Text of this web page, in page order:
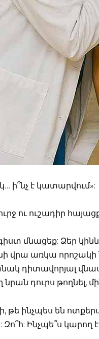
ի՞նչ է կատարվում»:
ու ուշադիր
մնացեք: Ձեր
վրա առկա որոշակի
դիտավորյալ
նրան դուրս թողնել,
թե ինչպես են
Զո՞հ: Ինչպե՞ս